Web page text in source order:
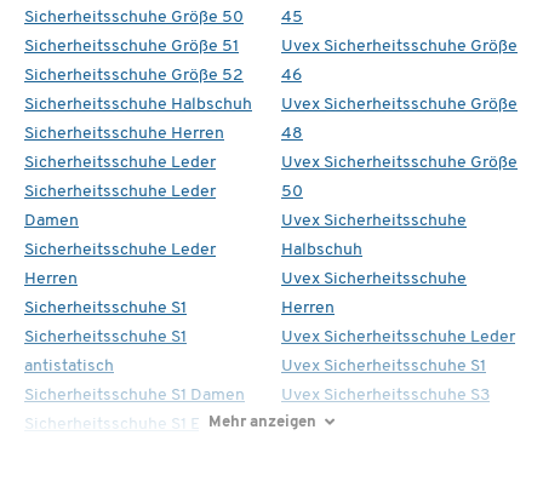
Sicherheitsschuhe Größe 50
Sicherheitsschuhe Größe 51
Sicherheitsschuhe Größe 52
Sicherheitsschuhe Halbschuh
Sicherheitsschuhe Herren
Sicherheitsschuhe Leder
Sicherheitsschuhe Leder
Damen
Sicherheitsschuhe Leder
Herren
Sicherheitsschuhe S1
Sicherheitsschuhe S1
antistatisch
Sicherheitsschuhe S1 Damen
Sicherheitsschuhe S1 ESD
45
Uvex Sicherheitsschuhe Größe
46
Uvex Sicherheitsschuhe Größe
48
Uvex Sicherheitsschuhe Größe
50
Uvex Sicherheitsschuhe
Halbschuh
Uvex Sicherheitsschuhe
Herren
Uvex Sicherheitsschuhe Leder
Uvex Sicherheitsschuhe S1
Uvex Sicherheitsschuhe S3
Mehr anzeigen